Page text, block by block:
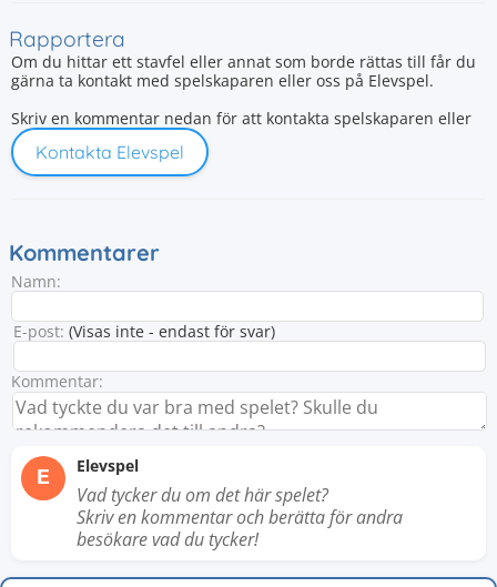
Rapportera
Om du hittar ett stavfel eller annat som borde rättas till får du
gärna ta kontakt med spelskaparen eller oss på Elevspel.
Skriv en kommentar nedan för att kontakta spelskaparen eller
Kontakta Elevspel
Kommentarer
Namn:
E-post: (Visas inte - endast för svar)
Kommentar:
E Elevspel
Vad tycker du om det här spelet?
Skriv en kommentar och berätta för andra
besökare vad du tycker!